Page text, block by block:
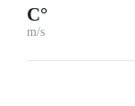
°C
m/s